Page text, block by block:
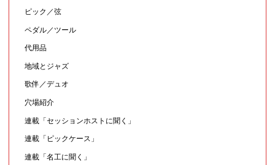
ピック／弦
ペダル／ツール
代用品
地域とジャズ
歌伴／デュオ
穴場紹介
連載「セッションホストに聞く」
連載「ピックケース」
連載「名工に聞く」